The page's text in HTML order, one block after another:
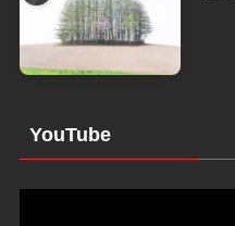
YouTube